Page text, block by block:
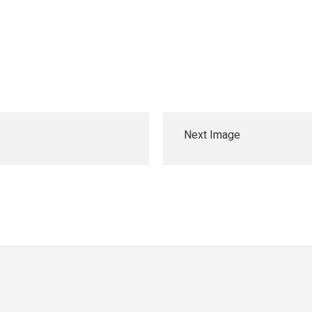
Next Image